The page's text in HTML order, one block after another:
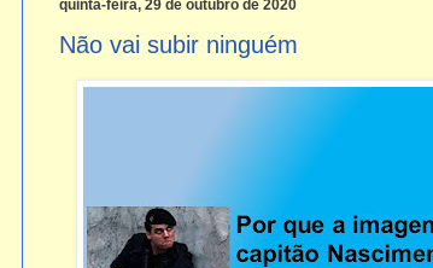
quinta-feira, 29 de outubro de 2020
Não vai subir ninguém